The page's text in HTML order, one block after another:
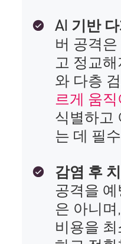
AI 기반
버 공격
고 정교
와 다층
르게 움
식별하고
는 데 필
감염 후
공격을
은 아니
비용을